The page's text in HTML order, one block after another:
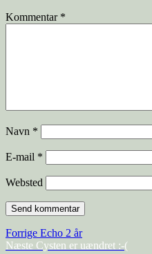
Kommentar *
Navn *
E-mail *
Websted
Forrige Echo 2 år
Næste Cysten er uændret :-(